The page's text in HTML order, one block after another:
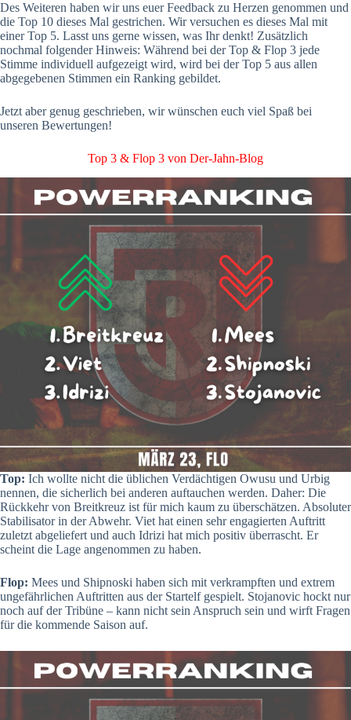
Des Weiteren haben wir uns euer Feedback zu Herzen genommen und
die Top 10 dieses Mal gestrichen. Wir versuchen es dieses Mal mit
einer Top 5. Lasst uns gerne wissen, was Ihr denkt! Zusätzlich
nochmal folgender Hinweis: Während bei der Top & Flop 3 jede
Stimme individuell aufgezeigt wird, wird bei der Top 5 aus allen
abgegebenen Stimmen ein Ranking gebildet.
Jetzt aber genug geschrieben, wir wünschen euch viel Spaß bei
unseren Bewertungen!
Top 3 & Flop 3 von Der-Jahn-Blog
Top: Ich wollte nicht die üblichen Verdächtigen Owusu und Urbig
nennen, die sicherlich bei anderen auftauchen werden. Daher: Die
Rückkehr von Breitkreuz ist für mich kaum zu überschätzen. Absoluter
Stabilisator in der Abwehr. Viet hat einen sehr engagierten Auftritt
zuletzt abgeliefert und auch Idrizi hat mich positiv überrascht. Er
scheint die Lage angenommen zu haben.
Flop: Mees und Shipnoski haben sich mit verkrampften und extrem
ungefährlichen Auftritten aus der Startelf gespielt. Stojanovic hockt nur
noch auf der Tribüne – kann nicht sein Anspruch sein und wirft Fragen
für die kommende Saison auf.